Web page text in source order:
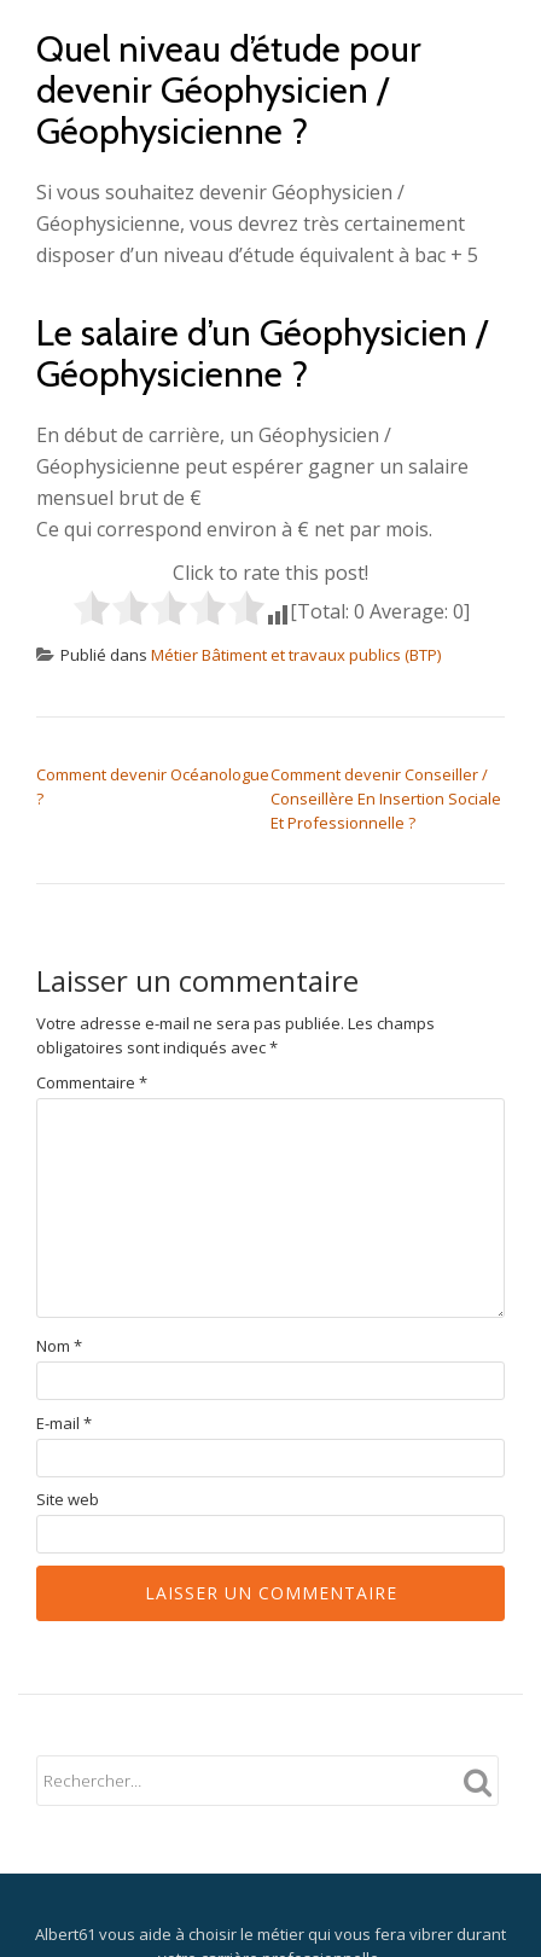
Quel niveau d’étude pour
devenir Géophysicien /
Géophysicienne ?
Si vous souhaitez devenir Géophysicien /
Géophysicienne, vous devrez très certainement
disposer d’un niveau d’étude équivalent à bac + 5
Le salaire d’un Géophysicien /
Géophysicienne ?
En début de carrière, un Géophysicien /
Géophysicienne peut espérer gagner un salaire
mensuel brut de €
Ce qui correspond environ à € net par mois.
Click to rate this post!
[Total: 0 Average: 0]
Publié dans Métier Bâtiment et travaux publics (BTP)
Comment devenir Océanologue
?
Comment devenir Conseiller /
Conseillère En Insertion Sociale
Et Professionnelle ?
Laisser un commentaire
Votre adresse e-mail ne sera pas publiée. Les champs
obligatoires sont indiqués avec*
Commentaire *
Nom *
E-mail *
Site web
Albert61 vous aide à choisir le métier qui vous fera vibrer durant